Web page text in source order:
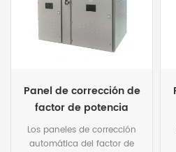
Panel de corrección de
factor de potencia
automático de 27.5kv
basado en
Los paneles de corrección
automática del factor de